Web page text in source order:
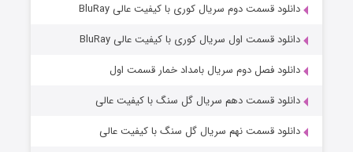
مردگان متحرک: شهر مرده ۳
قسمت۲ (زیرنویس) منتشر شد
دانلود قسمت دوم سریال کوری با کیفیت عالی BluRay
دانلود قسمت اول سریال کوری با کیفیت عالی BluRay
دانلود فصل دوم سریال بامداد خمار قسمت اول
دانلود قسمت دهم سریال گل سنگ با کیفیت عالی
دانلود قسمت نهم سریال گل سنگ با کیفیت عالی